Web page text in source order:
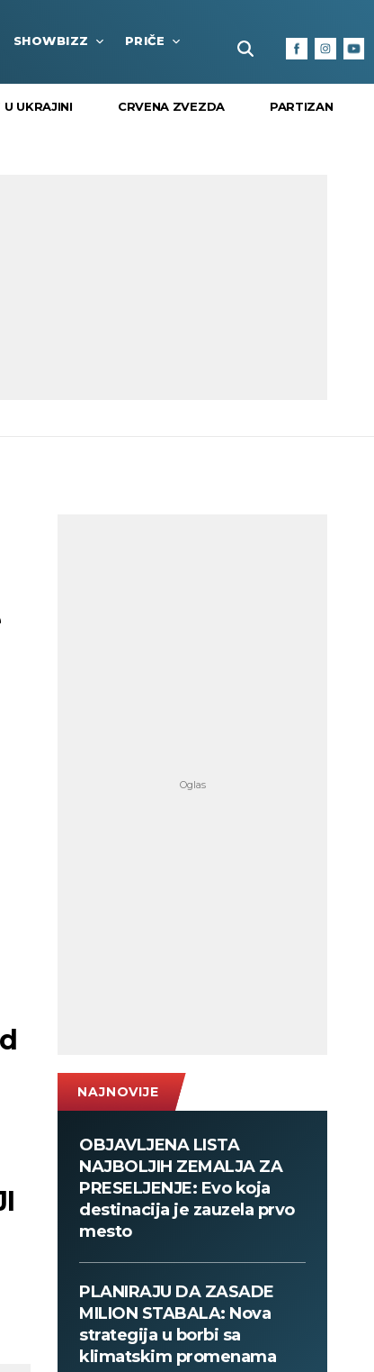
SHOWBIZZ PRIČE FUN BOX KULTURA I
U UKRAJINI CRVENA ZVEZDA PARTIZAN
NAJNOVIJE
OBJAVLJENA LISTA
NAJBOLJIH ZEMALJA ZA
PRESELJENJE: Evo koja
destinacija je zauzela prvo
mesto
PLANIRAJU DA ZASADE
MILION STABALA: Nova
strategija u borbi sa
klimatskim promenama